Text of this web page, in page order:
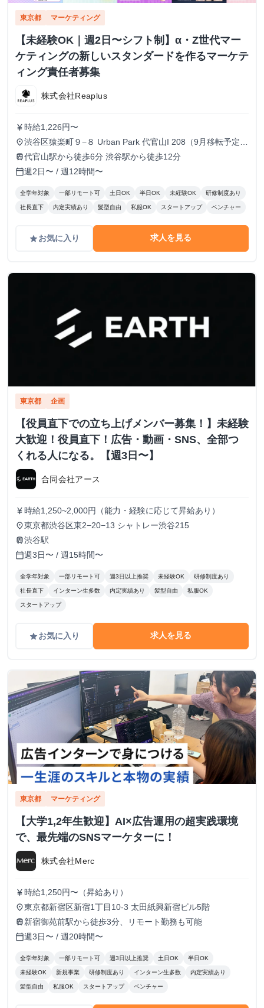
東京都 マーケティング
【未経験OK｜週2日〜シフト制】α・Z世代マー
ケティングの新しいスタンダードを作るマーケテ
ィング責任者募集
株式会社Reaplus
currency_yen 時給1,226円〜
place渋谷区猿楽町９−８ Urban Park 代官山I 208（9月移転予定、
最寄り駅：渋谷駅）
train代官山駅から徒歩6分 渋谷駅から徒歩12分
calendar_today週2日〜 / 週12時間〜
全学年対象 一部リモート可 土日OK 半日OK 未経験OK 研修制度あり
社長直下 内定実績あり 髪型自由 私服OK スタートアップ ベンチャー
gradeお気に入り 求人を見る
東京都 企画
【役員直下での立ち上げメンバー募集！】未経験
大歓迎！役員直下！広告・動画・SNS、全部つ
くれる人になる。【週3日〜】
合同会社アース
currency_yen 時給1,250~2,000円（能力・経験に応じて昇給あり）
place東京都渋谷区東2−20−13 シャトレー渋谷215
train渋谷駅
calendar_today週3日〜 / 週15時間〜
全学年対象 一部リモート可 週3日以上推奨 未経験OK 研修制度あり
社長直下 インターン生多数 内定実績あり 髪型自由 私服OK
スタートアップ
gradeお気に入り 求人を見る
東京都 マーケティング
【大学1,2年生歓迎】AI×広告運用の超実践環境
で、最先端のSNSマーケターに！
株式会社Merc
currency_yen 時給1,250円〜（昇給あり）
place東京都新宿区新宿1丁目10-3 太田紙興新宿ビル5階
train 新宿御苑前駅から徒歩3分、リモート勤務も可能
calendar_today週3日〜 / 週20時間〜
全学年対象 一部リモート可 週3日以上推奨 土日OK 半日OK
未経験OK 新規事業 研修制度あり インターン生多数 内定実績あり
髪型自由 私服OK スタートアップ ベンチャー